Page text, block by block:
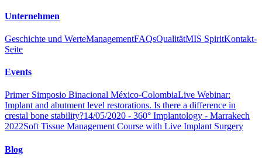
Unternehmen
Geschichte und WerteManagementFAQsQualitätMIS SpiritKontakt-
Seite
Events
Primer Simposio Binacional México-ColombiaLive Webinar:
Implant and abutment level restorations. Is there a difference in
crestal bone stability?14/05/2020 - 360° Implantology - Marrakech
2022Soft Tissue Management Course with Live Implant Surgery
Blog